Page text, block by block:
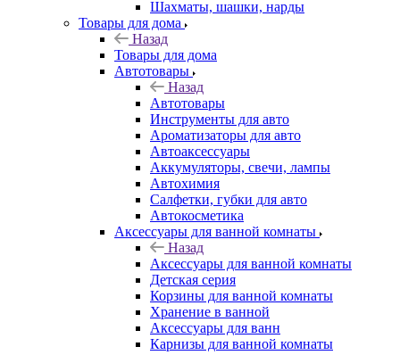
Шахматы, шашки, нарды
Товары для дома
Назад
Товары для дома
Автотовары
Назад
Автотовары
Инструменты для авто
Ароматизаторы для авто
Автоаксессуары
Аккумуляторы, свечи, лампы
Автохимия
Салфетки, губки для авто
Автокосметика
Аксессуары для ванной комнаты
Назад
Аксессуары для ванной комнаты
Детская серия
Корзины для ванной комнаты
Хранение в ванной
Аксессуары для ванн
Карнизы для ванной комнаты